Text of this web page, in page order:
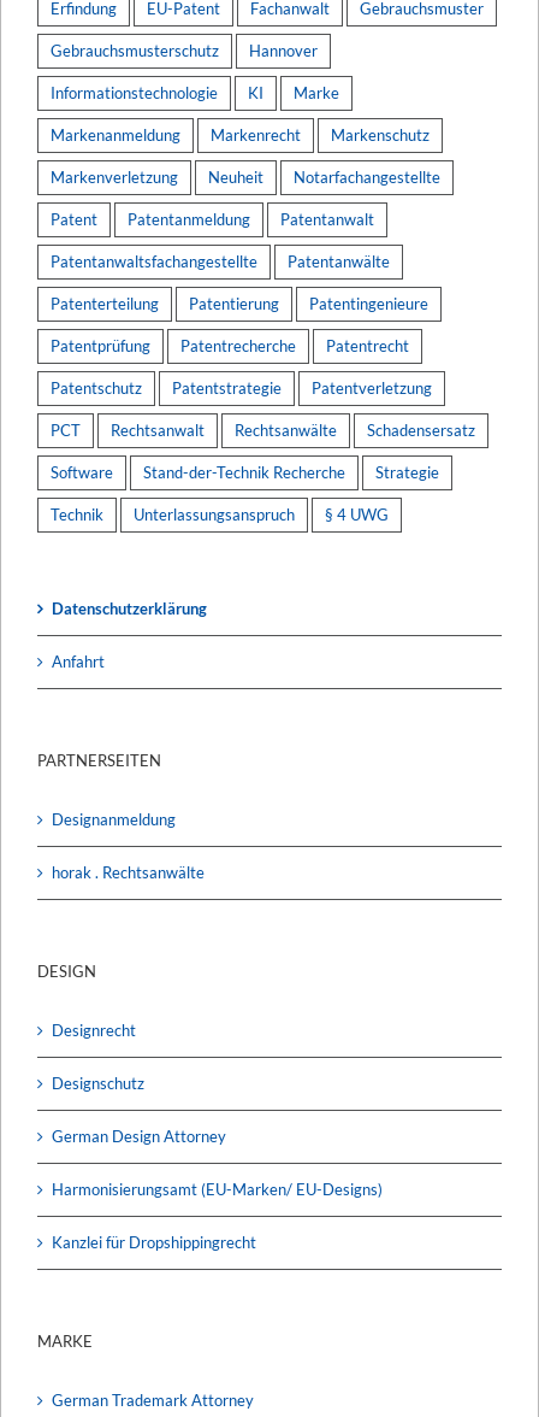
Erfindung EU-Patent Fachanwalt Gebrauchsmuster
Gebrauchsmusterschutz Hannover
Informationstechnologie KI Marke
Markenanmeldung Markenrecht Markenschutz
Markenverletzung Neuheit Notarfachangestellte
Patent Patentanmeldung Patentanwalt
Patentanwaltsfachangestellte Patentanwälte
Patenterteilung Patentierung Patentingenieure
Patentprüfung Patentrecherche Patentrecht
Patentschutz Patentstrategie Patentverletzung
PCT Rechtsanwalt Rechtsanwälte Schadensersatz
Software Stand-der-Technik Recherche Strategie
Technik Unterlassungsanspruch § 4 UWG
Datenschutzerklärung
Anfahrt
PARTNERSEITEN
Designanmeldung
horak . Rechtsanwälte
DESIGN
Designrecht
Designschutz
German Design Attorney
Harmonisierungsamt (EU-Marken/ EU-Designs)
Kanzlei für Dropshippingrecht
MARKE
German Trademark Attorney